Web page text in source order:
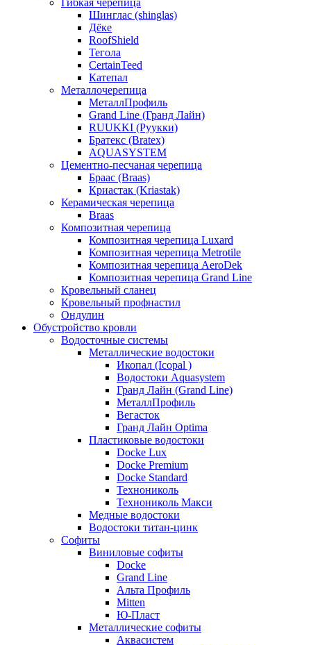
Гибкая черепица
Шинглас (shinglas)
Дёке
RoofShield
Тегола
CertainTeed
Катепал
Металлочерепица
МеталлПрофиль
Grand Line (Гранд Лайн)
RUUKKI (Руукки)
Братекс (Bratex)
AQUASYSTEM
Цементно-песчаная черепица
Браас (Braas)
Криастак (Kriastak)
Керамическая черепица
Braas
Композитная черепица
Композитная черепица Luxard
Композитная черепица Metrotile
Композитная черепица AeroDek
Композитная черепица Grand Line
Кровельный сланец
Кровельный профнастил
Ондулин
Обустройство кровли
Водосточные системы
Металлические водостоки
Икопал (Icopal )
Водостоки Aquasystem
Гранд Лайн (Grand Line)
МеталлПрофиль
Вегасток
Гранд Лайн Optima
Пластиковые водостоки
Docke Lux
Docke Premium
Docke Standard
Технониколь
Технониколь Макси
Медные водостоки
Водостоки титан-цинк
Софиты
Виниловые софиты
Docke
Grand Line
Альта Профиль
Mitten
Ю-Пласт
Металлические софиты
Аквасистем